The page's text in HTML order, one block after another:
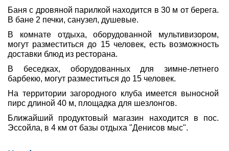
Баня с дровяной парилкой находится в 30 м от берега.
В бане 2 печки, санузел, душевые.
В комнате отдыха, оборудованной мультивизором,
могут разместиться до 15 человек, есть возможность
доставки блюд из ресторана.
В беседках, оборудованных для зимне-летнего
барбекю, могут разместиться до 15 человек.
На территории загородного клуба имеется выносной
пирс длиной 40 м, площадка для шезлонгов.
Ближайший продуктовый магазин находится в пос.
Эссойла, в 4 км от базы отдыха "Денисов мыс".